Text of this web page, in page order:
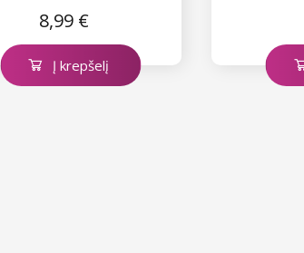
8,99 €
Į krepšelį